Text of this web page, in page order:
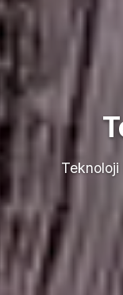
Teknoloji